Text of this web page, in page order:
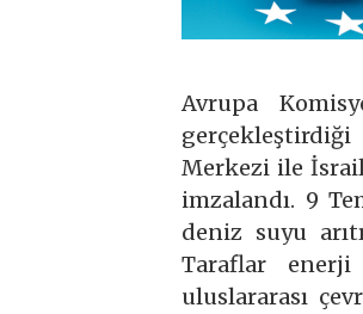
Avrupa
Merkezi ile İsrail
imzalandı. 9
deniz suyu
Taraflar enerji
uluslararası